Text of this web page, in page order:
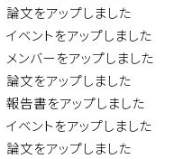
論文をアップしました
イベントをアップしました
メンバーをアップしました
論文をアップしました
報告書をアップしました
イベントをアップしました
論文をアップしました